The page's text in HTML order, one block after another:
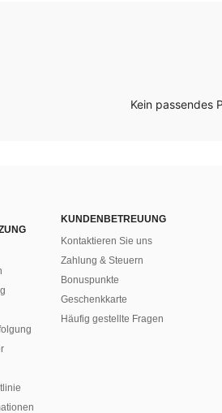
Kein passendes
KUNDENBETREUUNG
Kontaktieren Sie uns
Zahlung & Steuern
Bonuspunkte
Geschenkkarte
Häufig gestellte Fragen